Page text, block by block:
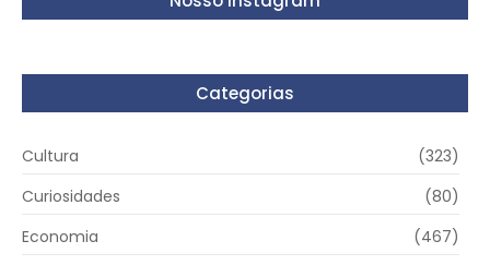
Categorias
Cultura
(323)
Curiosidades
(80)
Economia
(467)